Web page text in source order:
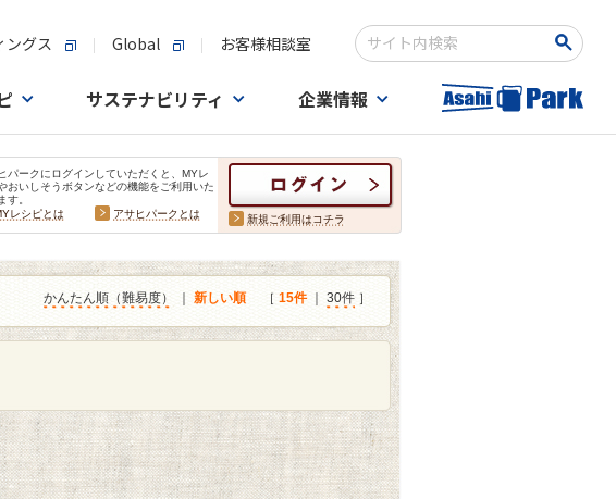
ングス Global お客様相談室
検索キーワード入力
サステナビリティ 企業情報
パークにログインしていただくと、MYレ
おいしそうボタンなどの機能をご利用いた
す。
レシピとは
アサヒパークとは 新規ご利用はコチラ
かんたん順（難易度） 新しい順 ［ 15件｜ 30件 ］